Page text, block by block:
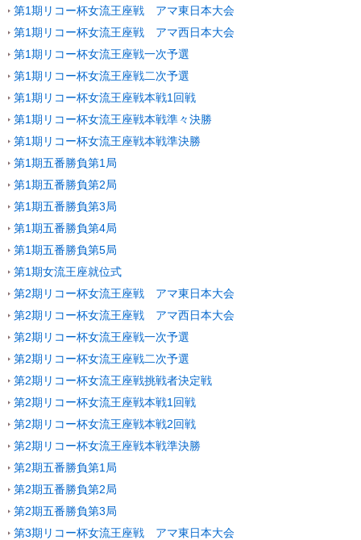
第1期リコー杯女流王座戦 アマ東日本大会
第1期リコー杯女流王座戦 アマ西日本大会
第1期リコー杯女流王座戦一次予選
第1期リコー杯女流王座戦二次予選
第1期リコー杯女流王座戦本戦1回戦
第1期リコー杯女流王座戦本戦準々決勝
第1期リコー杯女流王座戦本戦準決勝
第1期五番勝負第1局
第1期五番勝負第2局
第1期五番勝負第3局
第1期五番勝負第4局
第1期五番勝負第5局
第1期女流王座就位式
第2期リコー杯女流王座戦 アマ東日本大会
第2期リコー杯女流王座戦 アマ西日本大会
第2期リコー杯女流王座戦一次予選
第2期リコー杯女流王座戦二次予選
第2期リコー杯女流王座戦挑戦者決定戦
第2期リコー杯女流王座戦本戦1回戦
第2期リコー杯女流王座戦本戦2回戦
第2期リコー杯女流王座戦本戦準決勝
第2期五番勝負第1局
第2期五番勝負第2局
第2期五番勝負第3局
第3期リコー杯女流王座戦 アマ東日本大会